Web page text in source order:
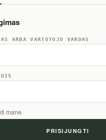
ARBA VARTOTOJO VARDAS
mane